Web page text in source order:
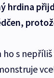
hrdina
s